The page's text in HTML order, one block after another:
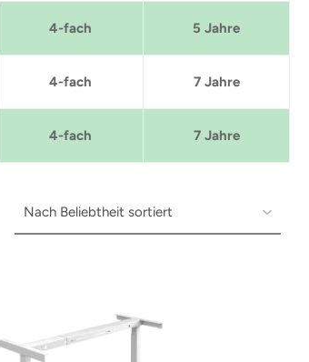
4-fach 5 Jahre
4-fach 7 Jahre
4-fach 7 Jahre